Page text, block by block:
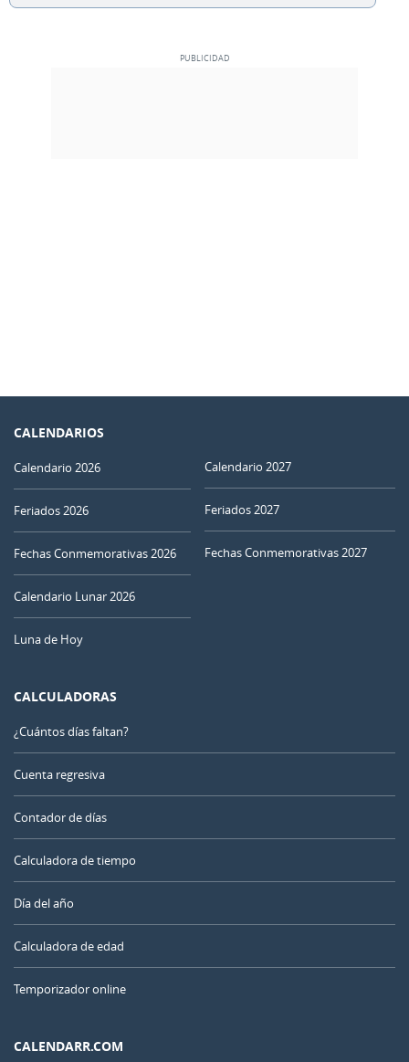
CALENDARIOS
Calendario 2026
Feriados 2026
Fechas Conmemorativas 2026
Calendario Lunar 2026
Luna de Hoy
Calendario 2027
Feriados 2027
Fechas Conmemorativas 2027
CALCULADORAS
¿Cuántos días faltan?
Cuenta regresiva
Contador de días
Calculadora de tiempo
Día del año
Calculadora de edad
Temporizador online
CALENDARR.COM